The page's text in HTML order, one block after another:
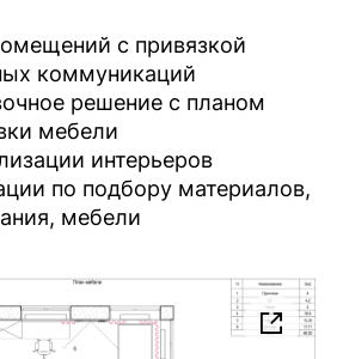
с привязкой
коммуникаций
решение с планом
мебели
интерьеров
по подбору материалов,
мебели